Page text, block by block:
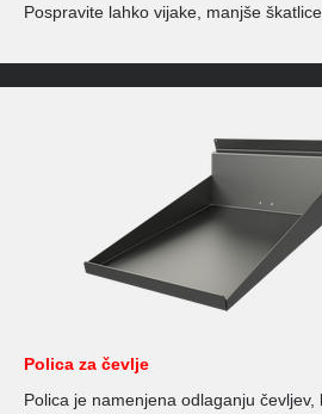
Pospravite lahko vijake, manjše
Polica za čevlje
Polica je namenjena odlaganju